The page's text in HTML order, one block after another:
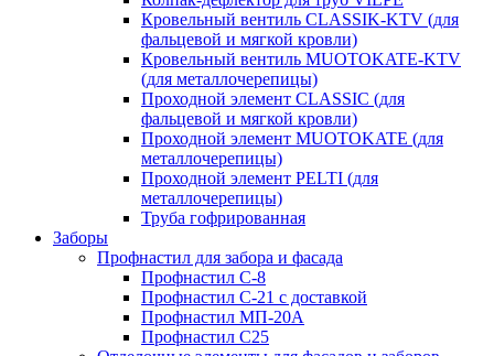
Кровельный вентиль CLASSIK-KTV (для
фальцевой и мягкой кровли)
Кровельный вентиль MUOTOKATE-KTV
(для металлочерепицы)
Проходной элемент CLASSIC (для
фальцевой и мягкой кровли)
Проходной элемент MUOTOKATE (для
металлочерепицы)
Проходной элемент PELTI (для
металлочерепицы)
Труба гофрированная
Заборы
Профнастил для забора и фасада
Профнастил С-8
Профнастил С-21 с доставкой
Профнастил МП-20А
Профнастил С25